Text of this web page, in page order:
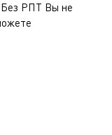
Без РПТ Вы не